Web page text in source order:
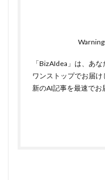
「BizAIdea」は、あ
ワンストップでお届け
新のAI記事を最速でお